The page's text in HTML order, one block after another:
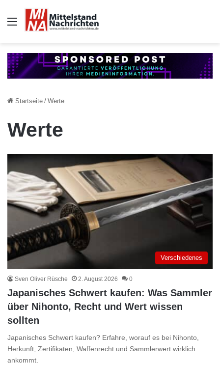
Auswahl
Startseite / Werte
Werte
Verschiedenes
Sven Oliver Rüsche 2. August 2026 0
Japanisches Schwert kaufen: Was Sammler
über Nihonto, Recht und Wert wissen
sollten
Japanisches Schwert kaufen? Erfahre, worauf es bei Nihonto,
Herkunft, Zertifikaten, Waffenrecht und Sammlerwert wirklich
ankommt.